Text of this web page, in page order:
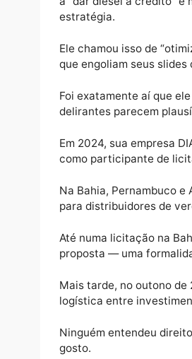
III. Quando as
Toda lenda vive
Quando se
TRADING BRASIL
estratégia.
Ele chamou isso de
que engoliam seus
Foi exatamente aí
delirantes parecem
Em 2024, sua
como participante de
Na Bahia,